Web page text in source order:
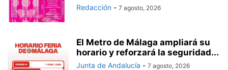
Redacción - 7 agosto, 2026
El Metro de Málaga ampliará su
horario y reforzará la seguridad...
Junta de Andalucía - 7 agosto, 2026